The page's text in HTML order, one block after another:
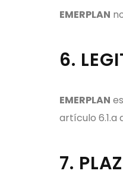
EMERPLAN
6.
EMERPLAN
artículo 6.1.a
7.